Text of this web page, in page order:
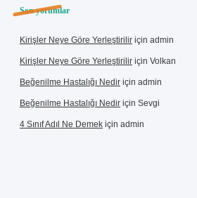
Son yorumlar
Kirişler Neye Göre Yerleştirilir için admin
Kirişler Neye Göre Yerleştirilir için Volkan
Beğenilme Hastalığı Nedir için admin
Beğenilme Hastalığı Nedir için Sevgi
4 Sınıf Adıl Ne Demek için admin